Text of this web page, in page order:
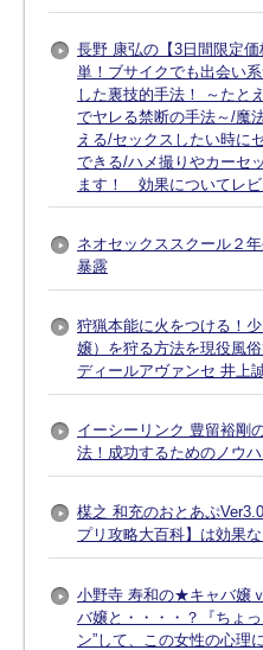
長野 康弘の【3日間限定
単！ブサイクでも出会い
した裏技的手法！ ～たと
でヤレる禁断の手法～/魔
える/セックスしたい時に
できる/ハメ撮りやカーセ
ます！ 効果についてレビ
ネオセックススクール２
暴露
狩猟本能に火をつける！
嬢）を狩る方法を現役風
ディールアヴァンセ 井上
イーシーリンク 豊留裕剛
法！成功するためのノウ
楳之 和充のおとあぷ
プリ攻略大百科】は効果
小野寺 寿和の★キャバ嬢
バ嬢と・・・・？『ちょ
ン”して、この女性の心理